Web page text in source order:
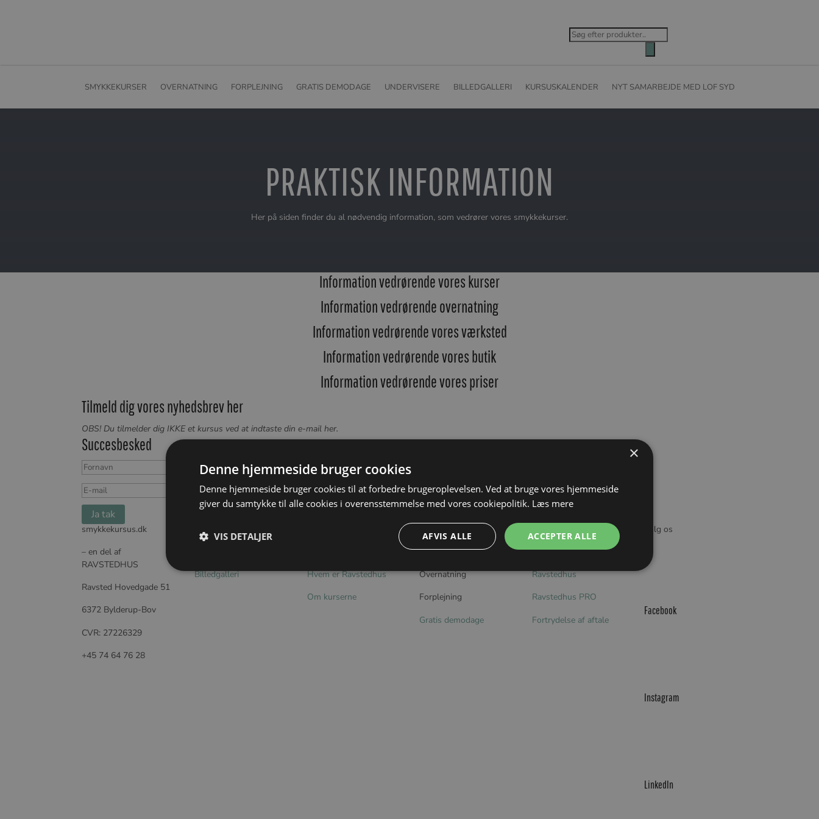
Products
search
SMYKKEKURSER OVERNATNING FORPLEJNING GRATIS DEMODAGE UNDERVISERE BILLEDGALLERI KURSUSKALENDER NYT SAMARBEJDE MED LOF SYD
PRAKTISK INFORMATION
Her på siden finder du al nødvendig information, som vedrører vores smykkekurser.
Information vedrørende vores kurser
Information vedrørende overnatning
Information vedrørende vores værksted
Information vedrørende vores butik
Information vedrørende vores priser
Tilmeld dig vores nyhedsbrev her
OBS! Du tilmelder dig IKKE et kursus ved at indtaste din e-mail her.
Succesbesked
Ja tak
smykkekursus.dk
– en del af
RAVSTEDHUS
Ravsted Hovedgade 51
6372 Bylderup-Bov
CVR: 27226329
+45 74 64 76 28
Sitemap
Billedgalleri
Hvem er Ravstedhus
Om kurserne
Smykkekurser
Overnatning
Forplejning
Gratis demodage
Handelsbetingelser
Ravstedhus
Ravstedhus PRO
Fortrydelse af aftale
Følg os
Facebook
Instagram
LinkedIn
×
Denne hjemmeside bruger cookies
Denne hjemmeside bruger cookies til at forbedre brugeroplevelsen. Ved at bruge vores hjemmeside
giver du samtykke til alle cookies i overensstemmelse med vores cookiepolitik. Læs mere
ACCEPTER ALLE
AFVIS ALLE
VIS DETALJER